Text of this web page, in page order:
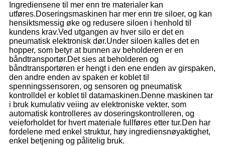
Ingrediensene til mer enn tre materialer kan
utføres.Doseringsmaskinen har mer enn tre siloer, og kan
hensiktsmessig øke og redusere siloen i henhold til
kundens krav.Ved utgangen av hver silo er det en
pneumatisk elektronisk dør.Under siloen kalles det en
hopper, som betyr at bunnen av beholderen er en
båndtransportør.Det sies at beholderen og
båndtransportøren er hengt i den ene enden av girspaken,
den andre enden av spaken er koblet til
spenningssensoren, og sensoren og pneumatisk
kontrolldel er koblet til datamaskinen.Denne maskinen tar
i bruk kumulativ veiing av elektroniske vekter, som
automatisk kontrolleres av doseringskontrolleren, og
veieforholdet for hvert materiale fullføres etter tur.Den har
fordelene med enkel struktur, høy ingrediensnøyaktighet,
enkel betjening og pålitelig bruk.